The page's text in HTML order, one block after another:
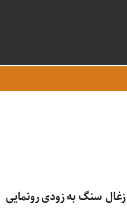
سنگ به زودی رونمایی